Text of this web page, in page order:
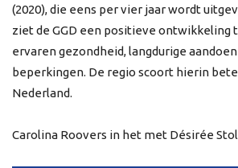
(2020), die eens per vier jaar wordt
ziet de GGD een positieve ontwikkeling
ervaren gezondheid, langdurige
beperkingen. De regio scoort hierin
Nederland.
Carolina Roovers in het met Désirée